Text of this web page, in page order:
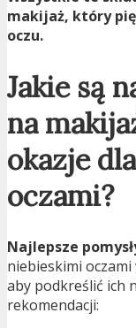
makijaż, który
oczu.
Jakie są
na
okazje
oczami?
Najlepsze
niebieskimi
aby podkreślić ich
rekomendacji: